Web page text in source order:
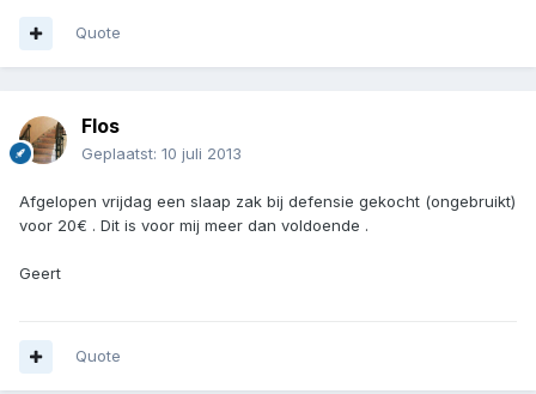
Quote
Flos
Geplaatst: 10 juli 2013
Afgelopen vrijdag een slaap zak bij defensie gekocht (ongebruikt)
voor 20€ . Dit is voor mij meer dan voldoende .
Geert
Quote